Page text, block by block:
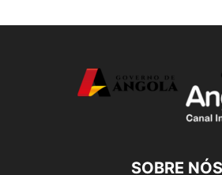
SOBRE NÓS